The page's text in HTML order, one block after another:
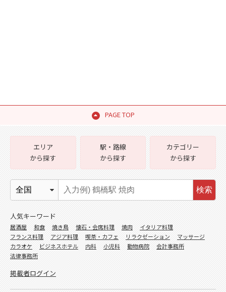
PAGE TOP
エリア
から探す
駅・路線
から探す
カテゴリー
から探す
検索
人気キーワード
居酒屋 和食 焼き鳥 懐石・会席料理 焼肉
イタリア料理
フランス料理
アジア料理 喫茶・カフェ リラクゼーション
マッサージ
カラオケ
ビジネスホテル 内科 小児科 動物病院
会計事務所
法律事務所
掲載者ログイン